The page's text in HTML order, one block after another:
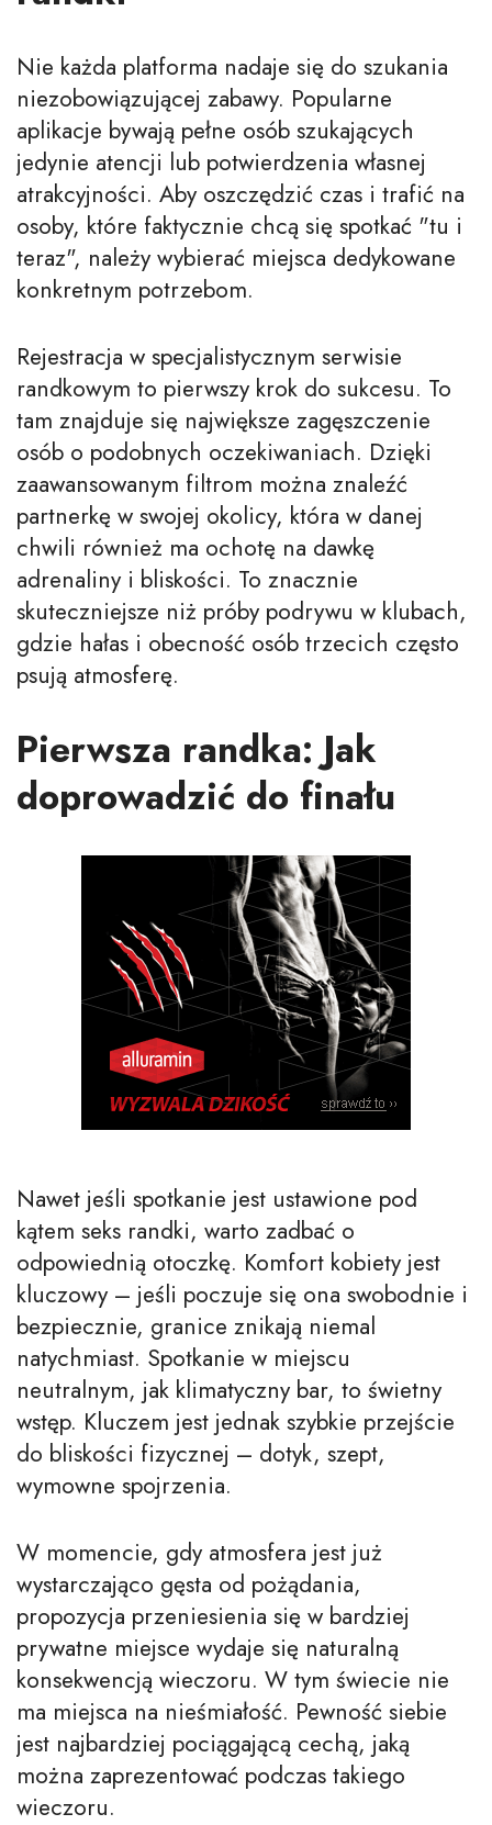
Nie każda platforma nadaje się do szukania
niezobowiązującej zabawy. Popularne
aplikacje bywają pełne osób szukających
jedynie atencji lub potwierdzenia własnej
atrakcyjności. Aby oszczędzić czas i trafić na
osoby, które faktycznie chcą się spotkać "tu i
teraz", należy wybierać miejsca dedykowane
konkretnym potrzebom.
Rejestracja w specjalistycznym serwisie
randkowym to pierwszy krok do sukcesu. To
tam znajduje się największe zagęszczenie
osób o podobnych oczekiwaniach. Dzięki
zaawansowanym filtrom można znaleźć
partnerkę w swojej okolicy, która w danej
chwili również ma ochotę na dawkę
adrenaliny i bliskości. To znacznie
skuteczniejsze niż próby podrywu w klubach,
gdzie hałas i obecność osób trzecich często
psują atmosferę.
Pierwsza randka: Jak
doprowadzić do finału
Nawet jeśli spotkanie jest ustawione pod
kątem seks randki, warto zadbać o
odpowiednią otoczkę. Komfort kobiety jest
kluczowy – jeśli poczuje się ona swobodnie i
bezpiecznie, granice znikają niemal
natychmiast. Spotkanie w miejscu
neutralnym, jak klimatyczny bar, to świetny
wstęp. Kluczem jest jednak szybkie przejście
do bliskości fizycznej – dotyk, szept,
wymowne spojrzenia.
W momencie, gdy atmosfera jest już
wystarczająco gęsta od pożądania,
propozycja przeniesienia się w bardziej
prywatne miejsce wydaje się naturalną
konsekwencją wieczoru. W tym świecie nie
ma miejsca na nieśmiałość. Pewność siebie
jest najbardziej pociągającą cechą, jaką
można zaprezentować podczas takiego
wieczoru.